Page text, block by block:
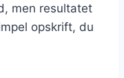
men resultatet
opskrift, du